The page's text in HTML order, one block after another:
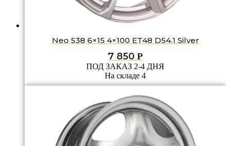
Neo 538 6×15 4×100 ET48 D54.1 Silver
7 850 Р
ПОД ЗАКАЗ 2-4 ДНЯ
На складе 4